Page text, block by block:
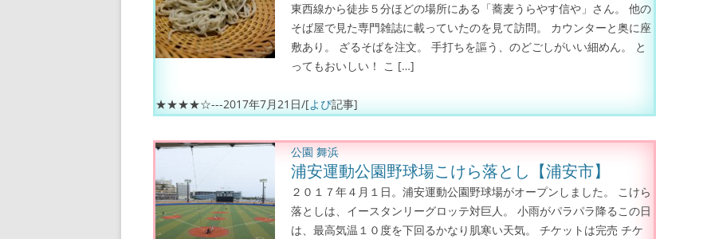
ステーキ、ハンバーグ、焼き肉
カレー、インド料理
東西線から徒歩５分ほどの場所にある「蕎麦うらやす信や」さん。 他の
そば屋で見た専門雑誌に載っていたのを見て訪問。 カウンターと奥に座
敷あり。 ざるそばを注文。 手打ちを謳う、のどごしがいい細めん。 と
ってもおいしい！ こ […]
★★★★☆---2017年7月21日/[よぴ記事]
公園 舞浜
浦安運動公園野球場こけら落とし【浦安市】
２０１７年４月１日。浦安運動公園野球場がオープンしました。 こけら
落としは、イースタンリーグロッテ対巨人。 小雨がパラパラ降るこの日
は、最高気温１０度を下回るかなり肌寒い天気。 チケットは完売 チケ